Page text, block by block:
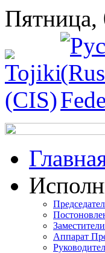
Пятница,
Аппарат